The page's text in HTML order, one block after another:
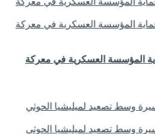
المؤسسة العسكرية في معركة